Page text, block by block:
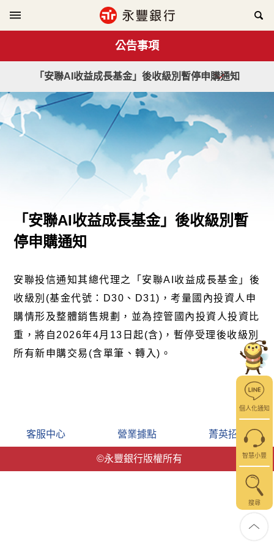
個人化通知
智慧小豐
搜尋
公告事項
「安聯AI收益成長基金」後收級別暫停申購通知
「安聯AI收益成長基金」後收級別暫
停申購通知
安聯投信通知其總代理之「安聯AI 收益成長基金」後
收級別 (基金代號： D30 、 D31) ，考量國內投資人申
購情形及整體銷售規劃，並為控管國內投資人投資比
重，將自 2026年4月 13 日起(含) ，暫停受理後收級別
所有新申購交易 (含單筆、轉入) 。
客服中心 營業據點 菁英招募
©永豐銀行版權所有